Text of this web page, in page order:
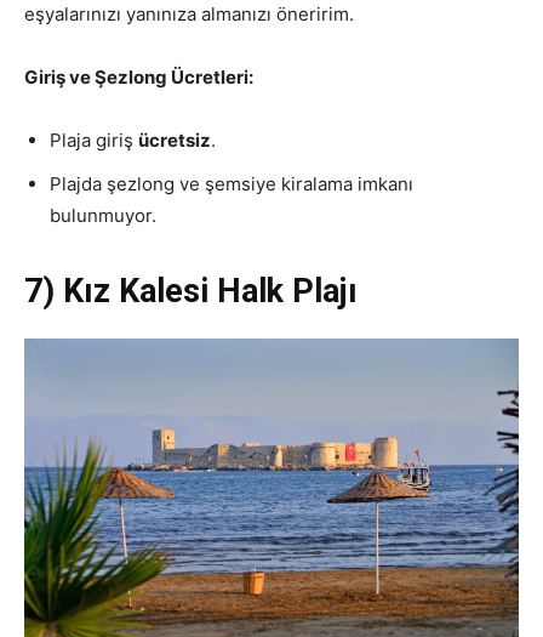
eşyalarınızı yanınıza almanızı öneririm.
Giriş ve Şezlong Ücretleri:
Plaja giriş ücretsiz.
Plajda şezlong ve şemsiye kiralama imkanı
bulunmuyor.
7) Kız Kalesi Halk Plajı